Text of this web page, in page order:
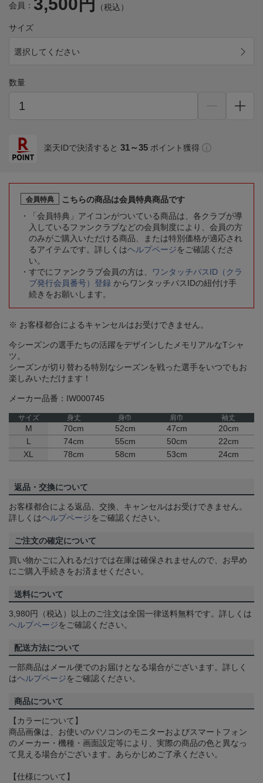
会員： 3,500円 （税込）
サイズ
選択してください
数量
楽天IDで決済すると 31～35 ポイント獲得
会員特典
こちらの商品は会員特典商品です
「会員特典」アイコンがついている商品は、各クラブが導
入しているファンクラブなどの会員制度により、会員の方
のみがご購入いただける商品、または特別価格が適応され
るアイテムです。詳しくはヘルプページをご確認くださ
い。
すでにファンクラブ会員の方は、
ワンタッチパスID（クラ
ブ発行会員番号）登録 からワンタッチパスIDの紐付け手
続きをお願いします。
※ お客様都合によるキャンセルはお受けできません。
今シーズンの選手たちの活躍をデザインしたメモリアルなTシャ
ツ。
シーズンが切り替わる特別なシーズンを戦った選手をいつでもお
楽しみいただけます！
メーカー品番：IW000745
サイズ 身丈 身巾 肩巾 袖丈
M 70cm 52cm 47cm
20cm
L
74cm 55cm 50cm
22cm
XL
78cm 58cm 53cm 24cm
返品・交換について
お客様都合による返品、交換、キャンセルはお受けできません。
詳しくはヘルプページをご確認ください。
ご注文の確定について
買い物かごに入れるだけでは在庫は確保されませんので、お早め
にご購入手続きをお済ませください。
送料について
3,980円（税込）以上のご注文は全国一律送料無料です。詳しくは
ヘルプページをご確認ください。
配送方法について
一部商品はメール便でのお届けとなる場合がございます。詳しく
はヘルプページをご確認ください。
商品について
【カラーについて】
商品画像は、お使いのパソコンのモニターおよびスマートフォン
のメーカー・機種・画面設定等により、実際の商品の色と異なっ
て見える場合がございます。あらかじめご了承ください。
【仕様について】